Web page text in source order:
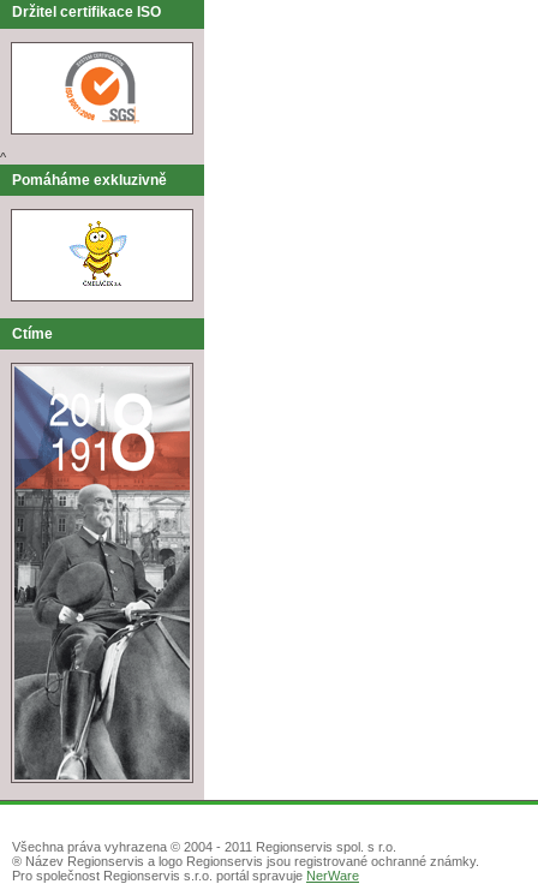
Držitel certifikace ISO
^
Pomáháme exkluzivně
Ctíme
Všechna práva vyhrazena © 2004 - 2011 Regionservis spol. s r.o.
® Název Regionservis a logo Regionservis jsou registrované ochranné známky.
Pro společnost Regionservis s.r.o. portál spravuje NerWare